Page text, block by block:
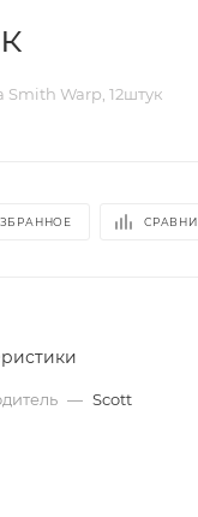
Smith Warp, 12штук
— Scott